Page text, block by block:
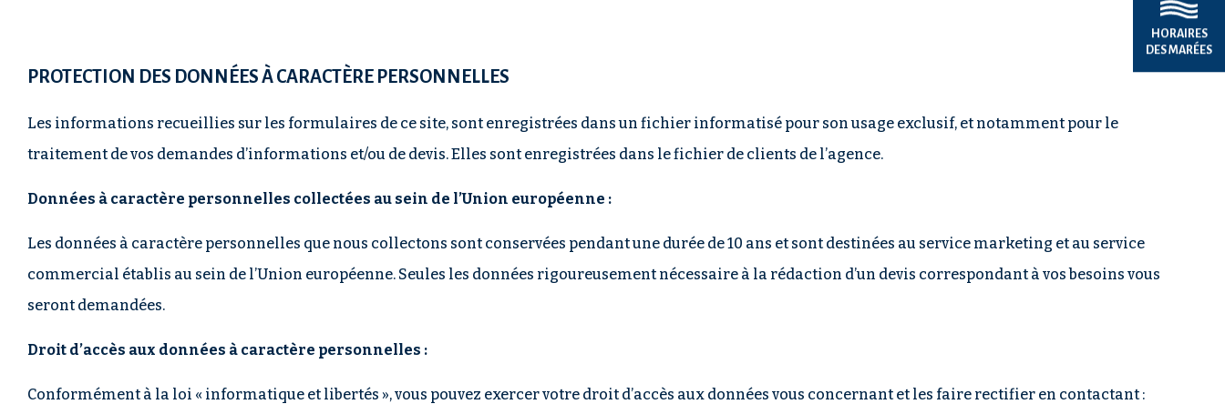
PROTECTION DES DONNÉES À CARACTÈRE PERSONNELLES
Les informations recueillies sur les formulaires de ce site, sont enregistrées dans un fichier informatisé pour son usage exclusif, et notamment pour le
traitement de vos demandes d’informations et/ou de devis. Elles sont enregistrées dans le fichier de clients de l’agence.
Données à caractère personnelles collectées au sein de l’Union européenne :
Les données à caractère personnelles que nous collectons sont conservées pendant une durée de 10 ans et sont destinées au service marketing et au service
commercial établis au sein de l’Union européenne. Seules les données rigoureusement nécessaire à la rédaction d’un devis correspondant à vos besoins vous
seront demandées.
Droit d’accès aux données à caractère personnelles :
Conformément à la loi « informatique et libertés », vous pouvez exercer votre droit d’accès aux données vous concernant et les faire rectifier en contactant :
HORAIRES
DES MARÉES